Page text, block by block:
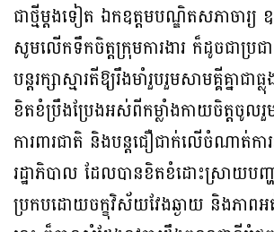
ជាថ្មីម្តងទៀត ឯកឧត្តមបណ្ឌិតសភាចារ្យ ឧ
សូមលើកទឹកចិត្តក្រុមការងារ ក៏ដូចជាប្រ
បន្តរក្សាស្មារតីឱ្យរឹងមាំរួបរួមសាមគ្គីគ្នាជាធ្
ខិតខំប្រឹងប្រែងអស់ពីកម្លាំងកាយចិត្តចូលរួ
ការពារជាតិ និងបន្តជឿជាក់លើចំណាត់កា
រដ្ឋាភិបាល ដែលបានខិតខំដោះស្រាយបញ្ហ
ប្រកបដោយចក្ខុវិស័យវែងឆ្ងាយ និងភាពអ